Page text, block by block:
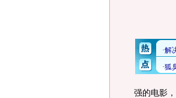
强的电影